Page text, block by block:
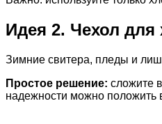
Идея 2. Чехол
Зимние свитера, пледы и
Простое решение: сложите
надежности можно положить